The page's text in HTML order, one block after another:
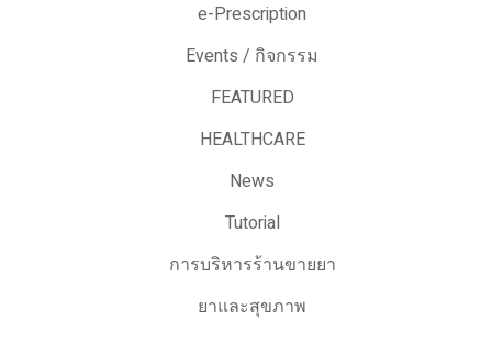
e-Prescription
Events / กิจกรรม
FEATURED
HEALTHCARE
News
Tutorial
การบริหารร้านขายยา
ยาและสุขภาพ